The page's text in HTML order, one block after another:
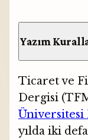
Yazım
Ticaret ve
Dergisi
Üniversitesi
yılda iki